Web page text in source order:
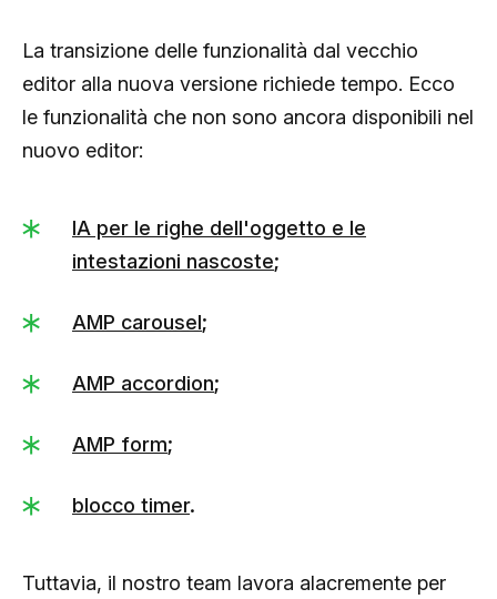
La transizione delle funzionalità dal vecchio
editor alla nuova versione richiede tempo. Ecco
le funzionalità che non sono ancora disponibili nel
nuovo editor:
IA per le righe dell'oggetto e le
intestazioni nascoste;
AMP carousel;
AMP accordion;
AMP form;
blocco timer.
Tuttavia, il nostro team lavora alacremente per